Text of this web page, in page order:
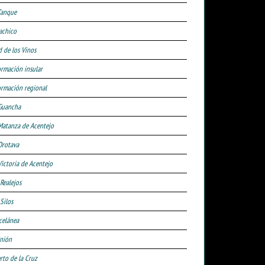
de los Vinos
insular
regional
de Acentejo
de Acentejo
de la Cruz